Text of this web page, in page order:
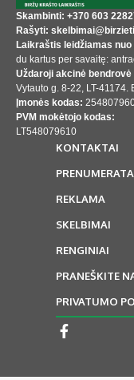
Skambinti: +370 603
Rašyti:
Laikraštis leidžiamas nuo
du kartus per savaitę:
Uždaroji akcinė bendrovė
Vytauto g. 8-22, LT-41174.
Įmonės kodas:
PVM mokėtojo kodas:
LT548079610
KONTAKTAI
PRENUMERATA
REKLAMA
SKELBIMAI
RENGINIAI
PRANEŠKITE
PRIVATUMO